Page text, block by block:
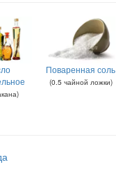
)
Поваренная соль
(0.5 чайной ложки)